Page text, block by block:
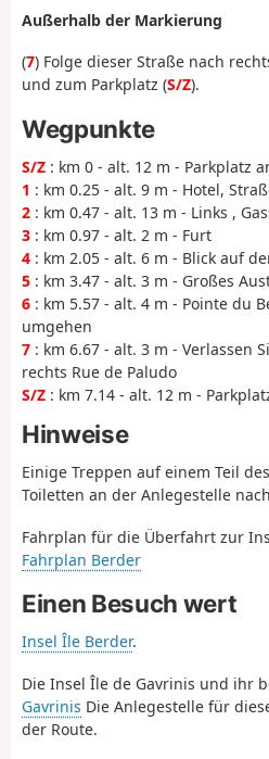
Außerhalb der Markierung
(7) Folge dieser Straße nach
und zum Parkplatz (S/Z).
Wegpunkte
S/Z : km 0 - alt. 12 m - Parkplatz
1 : km 0.25 - alt. 9 m - Hotel,
2 : km 0.47 - alt. 13 m - Links ,
3 : km 0.97 - alt. 2 m - Furt
4 : km 2.05 - alt. 6 m - Blick auf
5 : km 3.47 - alt. 3 m - Großes
6 : km 5.57 - alt. 4 m - Pointe du
umgehen
7 : km 6.67 - alt. 3 m - Verlassen
rechts Rue de Paludo
S/Z : km 7.14 - alt. 12 m -
Hinweise
Einige Treppen auf einem Teil
Toiletten an der Anlegestelle
Fahrplan für die Überfahrt zur
Fahrplan Berder
Einen Besuch wert
Insel Île Berder.
Die Insel Île de Gavrinis und ihr
Gavrinis Die Anlegestelle für
der Route.